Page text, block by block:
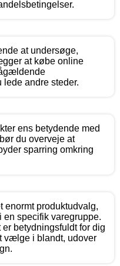
at undersøge,
at købe online
lede andre steder.
ens betydende med
du overveje at
sparring omkring
enormt produktudvalg,
en specifik varegruppe.
betydningsfuldt for dig
vælge i blandt, udover